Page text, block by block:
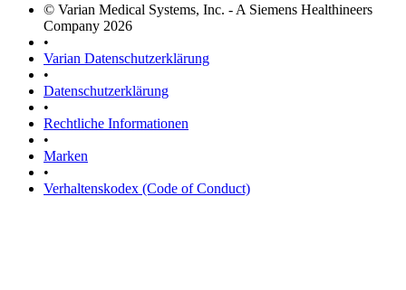
© Varian Medical Systems, Inc. - A Siemens Healthineers
Company 2026
•
Varian Datenschutzerklärung
•
Datenschutzerklärung
•
Rechtliche Informationen
•
Marken
•
Verhaltenskodex (Code of Conduct)